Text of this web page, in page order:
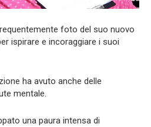
foto del suo nuovo
ispirare e incoraggiare i suoi
ha avuto anche delle
mentale.
una paura intensa di